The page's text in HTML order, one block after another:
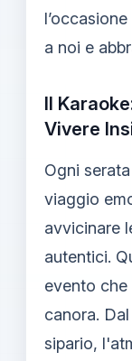
a noi e
Il
Vivere
Ogni
viaggio
avvicinare
autentici.
evento che
canora.
sipario,